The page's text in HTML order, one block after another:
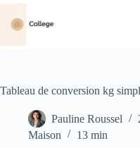
Passer
contenu
Tableau de conversion kg
Pauline Roussel
Maison
13 min